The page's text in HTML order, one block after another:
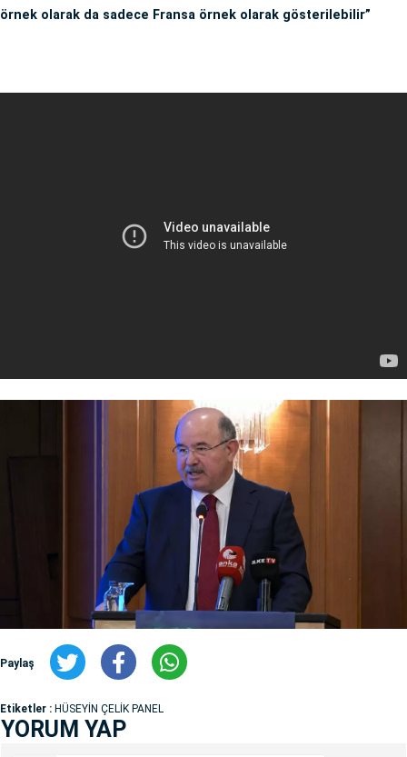
örnek olarak da sadece Fransa örnek olarak gösterilebilir”
Paylaş
Etiketler : HÜSEYİN ÇELİK PANEL
YORUM YAP